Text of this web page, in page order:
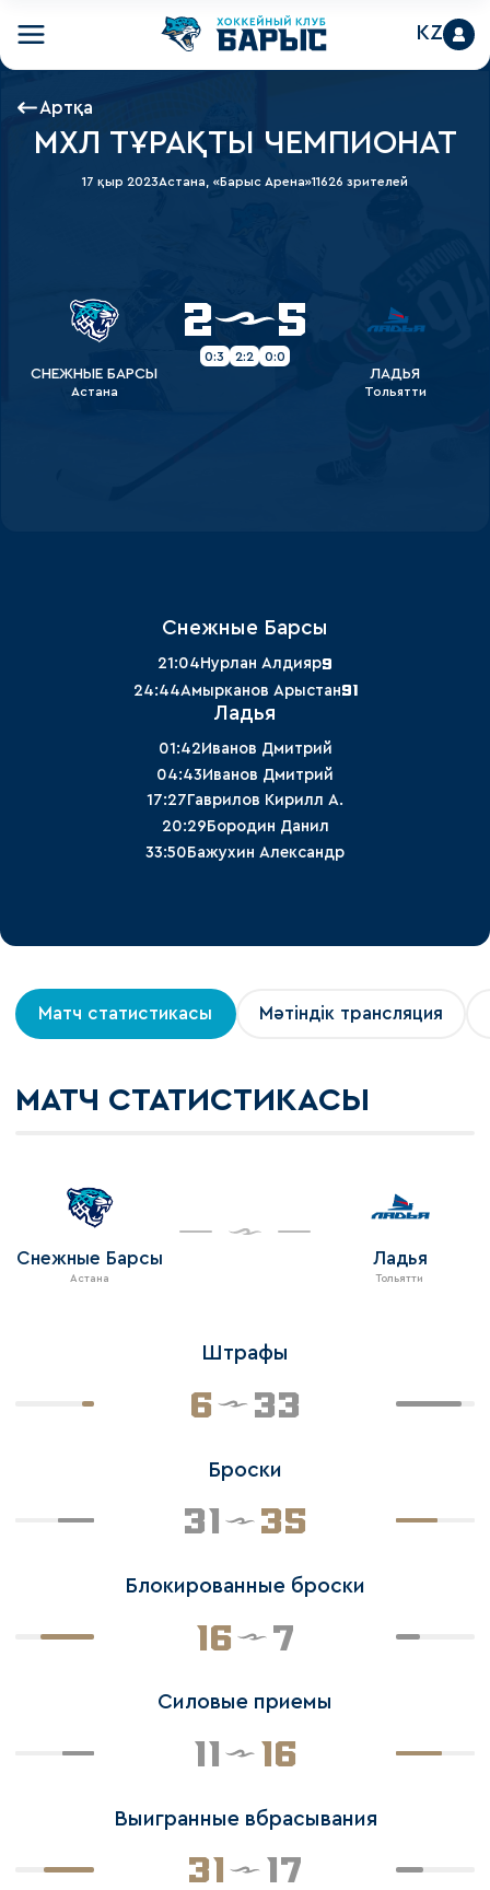
KZ
Артқа
МХЛ ТҰРАҚТЫ ЧЕМПИОНАТ
17 қыр 2023Астана, «Барыс Арена»11626 зрителей
СНЕЖНЫЕ БАРСЫ
Астана
2 5
0:3 2:2 0:0
ЛАДЬЯ
Тольятти
Снежные Барсы
21:04 Нурлан Алдияр9
24:44Амырканов Арыстан91
Ладья
01:42 Иванов Дмитрий
04:43Иванов Дмитрий
17:27 Гаврилов Кирилл А.
20:29 Бородин Данил
33:50 Бажухин Александр
Матч статистикасы Мәтіндік трансляция
МАТЧ СТАТИСТИКАСЫ
Снежные Барсы
Астана
Ладья
Тольятти
Штрафы
6 33
Броски
31 35
Блокированные броски
16 7
Силовые приемы
11 16
Выигранные вбрасывания
31 17